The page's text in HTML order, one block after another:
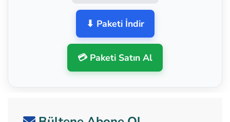
⬇ Paketi İndir
💳 Paketi Satın Al